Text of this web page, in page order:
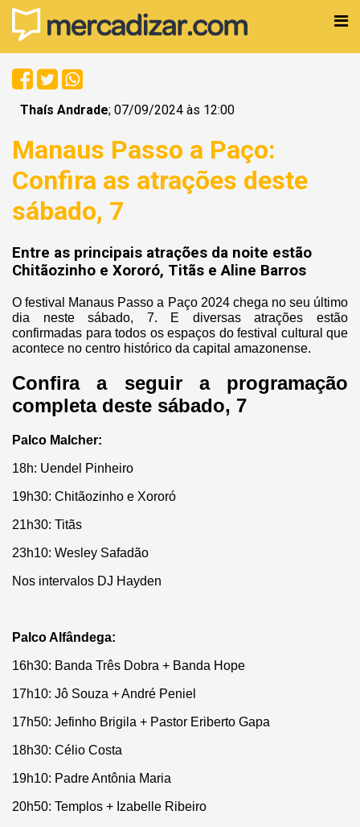
Thaís Andrade; 07/09/2024 às 12:00
Manaus Passo a Paço:
Confira as atrações deste
sábado, 7
Entre as principais atrações da noite estão
Chitãozinho e Xororó, Titãs e Aline Barros
O festival Manaus Passo a Paço 2024 chega no seu último
dia neste sábado, 7. E diversas atrações estão
confirmadas para todos os espaços do festival cultural que
acontece no centro histórico da capital amazonense.
Confira a seguir a programação
completa deste sábado, 7
Palco Malcher:
18h: Uendel Pinheiro
19h30: Chitãozinho e Xororó
21h30: Titãs
23h10: Wesley Safadão
Nos intervalos DJ Hayden
Palco Alfândega:
16h30: Banda Três Dobra + Banda Hope
17h10: Jô Souza + André Peniel
17h50: Jefinho Brigila + Pastor Eriberto Gapa
18h30: Célio Costa
19h10: Padre Antônia Maria
20h50: Templos + Izabelle Ribeiro